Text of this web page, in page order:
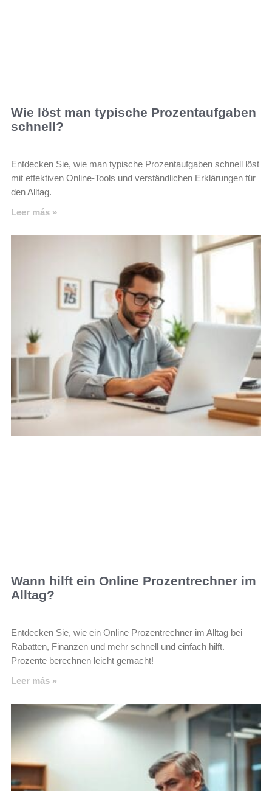
Wie löst man typische Prozentaufgaben
schnell?
Entdecken Sie, wie man typische Prozentaufgaben schnell löst
mit effektiven Online-Tools und verständlichen Erklärungen für
den Alltag.
Leer más »
Wann hilft ein Online Prozentrechner im
Alltag?
Entdecken Sie, wie ein Online Prozentrechner im Alltag bei
Rabatten, Finanzen und mehr schnell und einfach hilft.
Prozente berechnen leicht gemacht!
Leer más »